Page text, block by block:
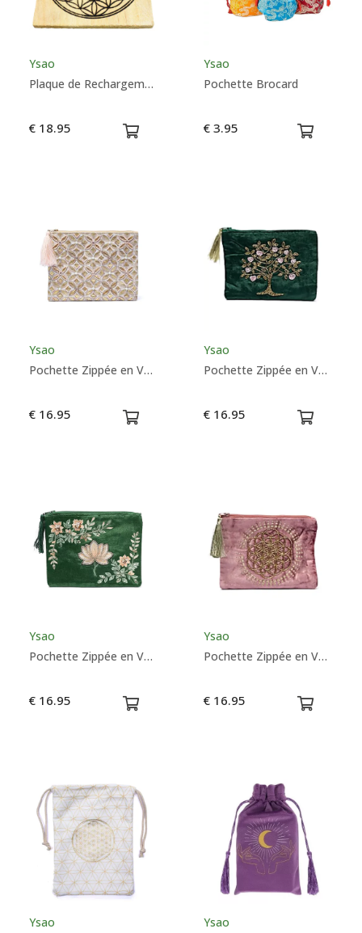
Ysao
Plaque de Rechargement en Palo Santo - Fleur de Vie - Ysao
€ 18.95
Ysao
Pochette Brocard
€ 3.95
Ysao
Pochette Zippée en Velours Beige/or avec Fleur de Vie - Ysao
€ 16.95
Ysao
Pochette Zippée en Velours Vert Avec Arbre de Vie - Ysao
€ 16.95
Ysao
Pochette Zippée en Velours Vert Avec Lotus - Ysao
€ 16.95
Ysao
Pochette Zippée en Velours Vieux Rose Avec Fleur de Vie - Ysao
€ 16.95
Ysao
Ysao